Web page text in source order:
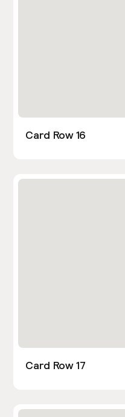
Card Row 16
Card Row 17